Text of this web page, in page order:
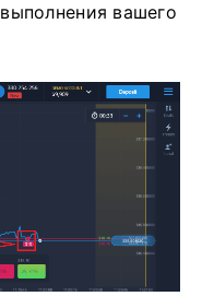
вашего